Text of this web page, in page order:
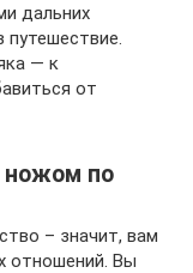
дальних
путешествие.
— к
от
ножом по
– значит, вам
отношений. Вы